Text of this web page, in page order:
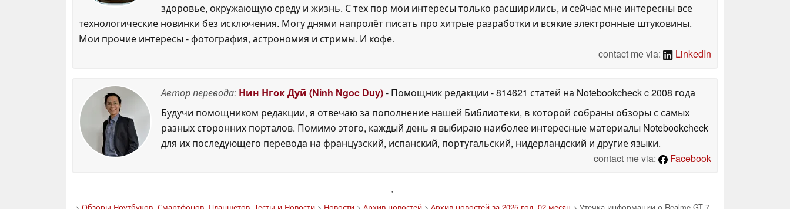
здоровье, окружающую среду и жизнь. С тех пор мои интересы только расширились, и сейчас мне интересны все
технологические новинки без исключения. Могу днями напролёт писать про хитрые разработки и всякие электронные штуковины.
Мои прочие интересы - фотография, астрономия и стримы. И кофе.
contact me via:
LinkedIn
Автор перевода: Нин Нгок Дуй (Ninh Ngoc Duy)- Помощник редакции - 814621 статей на Notebookcheckc 2008 года
Будучи помощником редакции, я отвечаю за пополнение нашей Библиотеки, в которой собраны обзоры с самых
разных сторонних порталов. Помимо этого, каждый день я выбираю наиболее интересные материалы Notebookcheck
для их последующего перевода на французский, испанский, португальский, нидерландский и другие языки.
contact me via:
Facebook
'